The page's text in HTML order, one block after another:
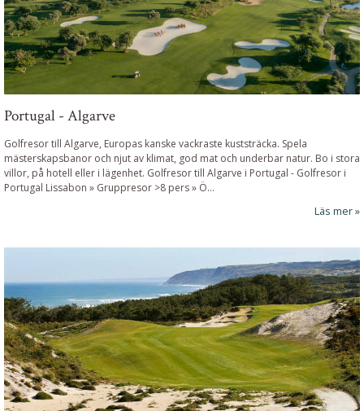
Portugal - Algarve
Golfresor till Algarve, Europas kanske vackraste kuststräcka. Spela
mästerskapsbanor och njut av klimat, god mat och underbar natur. Bo i stora
villor, på hotell eller i lägenhet. Golfresor till Algarve i Portugal - Golfresor i
Portugal Lissabon » Gruppresor >8 pers » Ö...
Läs mer